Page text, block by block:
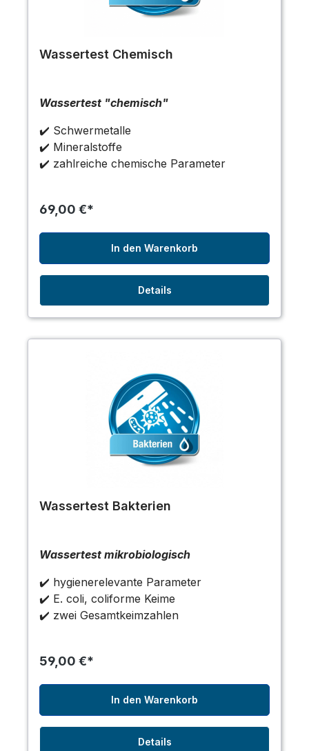
Wassertest Chemisch
Wassertest "chemisch"
✔️ Schwermetalle
✔️ Mineralstoffe
✔️ zahlreiche chemische Parameter
69,00 €*
In den Warenkorb
Details
Wassertest Bakterien
Wassertest mikrobiologisch
✔️ hygienerelevante Parameter
✔️ E. coli, coliforme Keime
✔️ zwei Gesamtkeimzahlen
59,00 €*
In den Warenkorb
Details